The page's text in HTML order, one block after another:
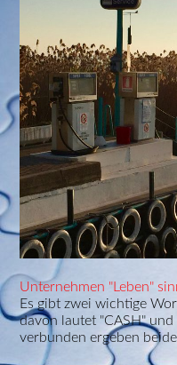
Unternehmen "Leben"
Es gibt zwei wichtige
davon lautet "CASH" und
verbunden ergeben